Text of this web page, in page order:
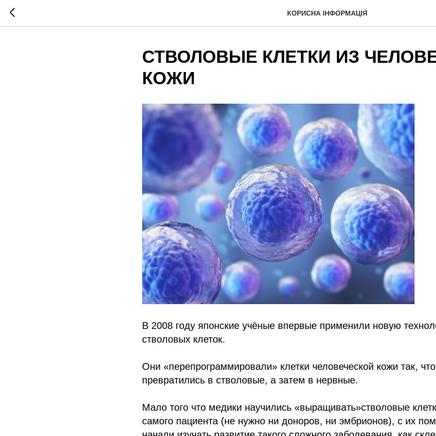
КОРИСНА ІНФОРМАЦІЯ
СТВОЛОВЫЕ КЛЕТКИ ИЗ
КОЖИ
В 2008 году японские учёные впервые применили новую
стволовых клеток.
Они «перепрограммировали» клетки человеческой кожи так,
превратились в стволовые, а затем в нервные.
Мало того что медики научились «выращивать»стволовые
самого пациента (не нужно ни доноров, ни эмбрионов), с их